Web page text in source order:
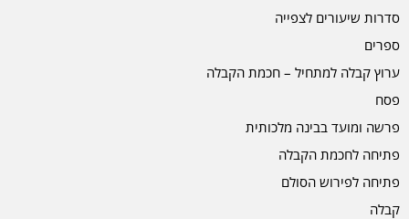
סדרות שיעורים לצפייה
ספרים
ערוץ קבלה למתחיל – חכמת הקבלה
פסח
פרשה ומועד בבינה מלכותית
פתיחה לחכמת הקבלה
פתיחה לפירוש הסולם
קבלה